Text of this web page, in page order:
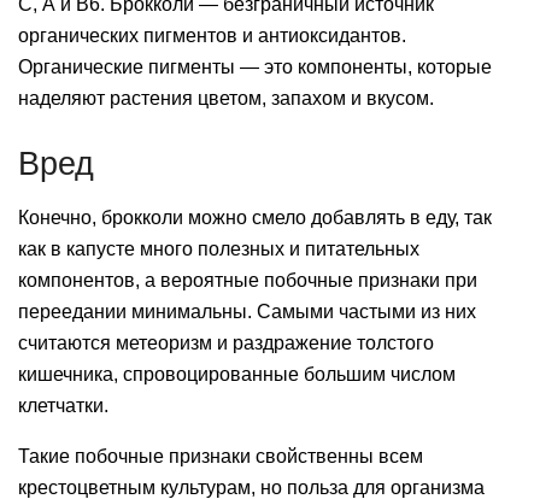
С, А и В6. Брокколи — безграничный источник
органических пигментов и антиоксидантов.
Органические пигменты — это компоненты, которые
наделяют растения цветом, запахом и вкусом.
Вред
Конечно, брокколи можно смело добавлять в еду, так
как в капусте много полезных и питательных
компонентов, а вероятные побочные признаки при
переедании минимальны. Самыми частыми из них
считаются метеоризм и раздражение толстого
кишечника, спровоцированные большим числом
клетчатки.
Такие побочные признаки свойственны всем
крестоцветным культурам, но польза для организма